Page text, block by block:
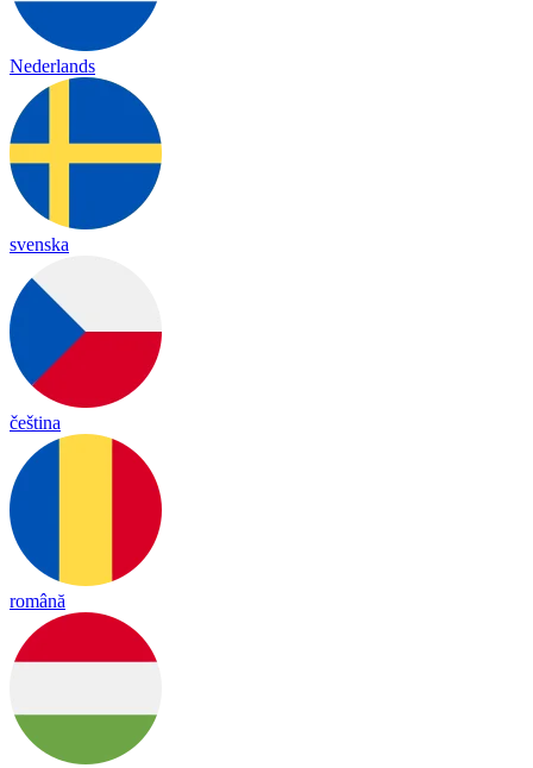
Nederlands
svenska
čeština
română